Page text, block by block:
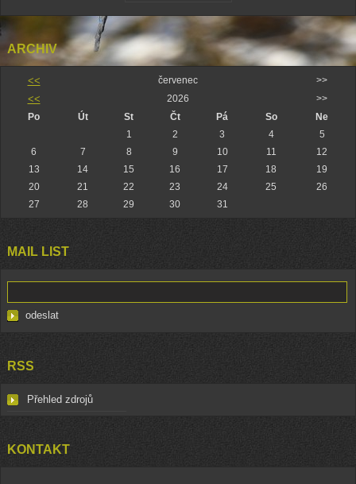
ARCHIV
<< červenec >>
<< 2026
>>
Po
Út St Čt Pá So
Ne
1
2 3 4
5
6
7 8 9 10 11
12
13
14 15 16 17 18
19
20
21 22 23 24 25
26
27
28 29 30 31
MAIL LIST
RSS
Přehled zdrojů
KONTAKT